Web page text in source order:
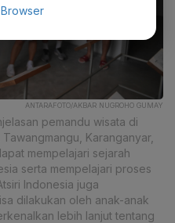
ANTARAFOTO/AKBAR NUGROHO GUMAY
pemandu wisata di
Karanganyar,
mempelajari sejarah
serta mempelajari proses
Indonesia juga
dilakukan oleh anak-anak
lebih lanjut tentang